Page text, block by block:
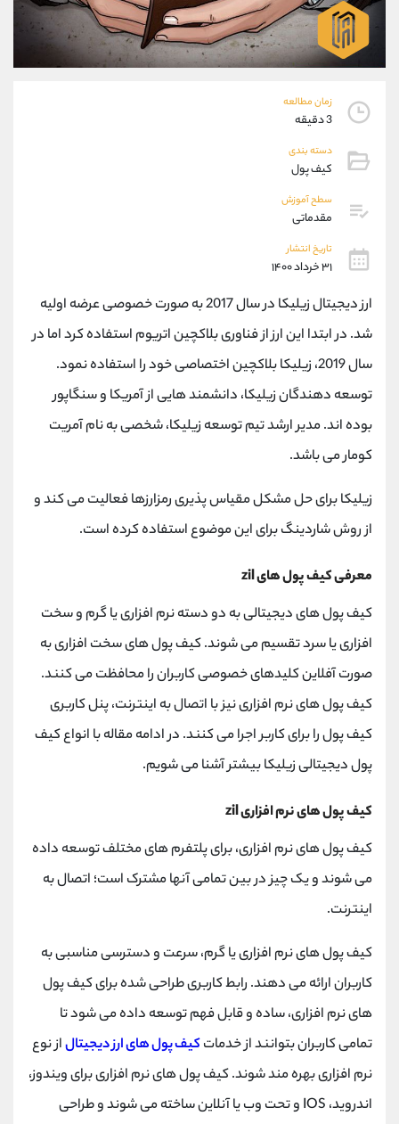
زمان مطالعه
3 دقیقه
دسته بندی
کیف پول
سطح آموزش
مقدماتی
تاریخ انتشار
۳۱ خرداد ۱۴۰۰
ارز دیجیتال زیلیکا در سال 2017 به صورت خصوصی عرضه اولیه
شد. در ابتدا این ارز از فناوری بلاکچین اتریوم استفاده کرد اما در
سال 2019، زیلیکا بلاکچین اختصاصی خود را استفاده نمود.
توسعه دهندگان زیلیکا، دانشمند هایی از آمریکا و سنگاپور
بوده اند. مدیر ارشد تیم توسعه زیلیکا، شخصی به نام آمریت
کومار می باشد.
زیلیکا برای حل مشکل مقیاس پذیری رمزارزها فعالیت می کند و
از روش شاردینگ برای این موضوع استفاده کرده است.
معرفی کیف پول های zil
کیف پول های دیجیتالی به دو دسته نرم افزاری یا گرم و سخت
افزاری یا سرد تقسیم می شوند. کیف پول های سخت افزاری به
صورت آفلاین کلیدهای خصوصی کاربران را محافظت می کنند.
کیف پول های نرم افزاری نیز با اتصال به اینترنت، پنل کاربری
کیف پول را برای کاربر اجرا می کنند. در ادامه مقاله با انواع کیف
پول دیجیتالی زیلیکا بیشتر آشنا می شویم.
کیف پول های نرم افزاری zil
کیف پول های نرم افزاری، برای پلتفرم های مختلف توسعه داده
می شوند و یک چیز در بین تمامی آنها مشترک است؛ اتصال به
اینترنت.
کیف پول های نرم افزاری یا گرم، سرعت و دسترسی مناسبی به
کاربران ارائه می دهند. رابط کاربری طراحی شده برای کیف پول
های نرم افزاری، ساده و قابل فهم توسعه داده می شود تا
تمامی کاربران بتوانند از خدماتکیف پول های ارز دیجیتالاز نوع
نرم افزاری بهره مند شوند. کیف پول های نرم افزاری برای ویندوز،
اندروید، IOS و تحت وب یا آنلاین ساخته می شوند و طراحی
09304891085
واتساپ شروع گفتگو
تلگرام @Armteam_admin_103
داخلی 103
پشتیبان فروش
واتساپ
داخلی
اطلاعات تماس (دفتر فروش)
021-22021030
تلفن 021-22021040
بدون پیش شماره 90001030
اینستاگرام @alireza.mehrabii
@alirezamehrabi_com
کانال بله @alirezamehrabi_official